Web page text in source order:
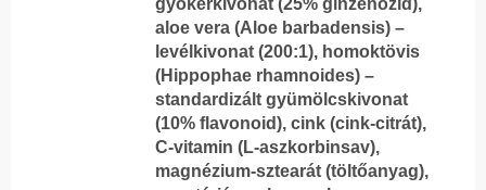
gyökérkivonat (25% ginzenozid),
aloe vera (Aloe barbadensis) –
levélkivonat (200:1), homoktövis
(Hippophae rhamnoides) –
standardizált gyümölcskivonat
(10% flavonoid), cink (cink-citrát),
C-vitamin (L-aszkorbinsav),
magnézium-sztearát (töltőanyag),